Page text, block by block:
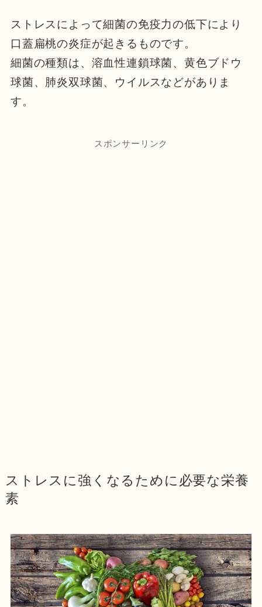
ストレスによって細菌の免疫力の低下により
口蓋扁桃の炎症が起きるものです。
細菌の種類は、溶血性連鎖球菌、黄色ブドウ
球菌、肺炎双球菌、ウイルスなどがありま
す。
スポンサーリンク
ストレスに強くなるために必要な栄養
素